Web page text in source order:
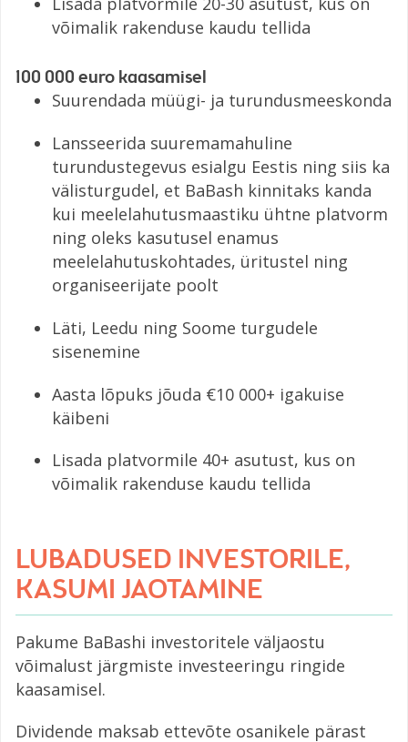
võimalik rakenduse kaudu tellida
100 000 euro kaasamisel
Suurendada müügi- ja turundusmeeskonda
Lansseerida suuremamahuline
turundustegevus esialgu Eestis ning siis ka
välisturgudel, et BaBash kinnitaks kanda
kui meelelahutusmaastiku ühtne platvorm
ning oleks kasutusel enamus
meelelahutuskohtades, üritustel ning
organiseerijate poolt
Läti, Leedu ning Soome turgudele
sisenemine
Aasta lõpuks jõuda €10 000+ igakuise
käibeni
Lisada platvormile 40+ asutust, kus on
võimalik rakenduse kaudu tellida
LUBADUSED INVESTORILE,
KASUMI JAOTAMINE
Pakume BaBashi investoritele väljaostu
võimalust järgmiste investeeringu ringide
kaasamisel.
Dividende maksab ettevõte osanikele pärast